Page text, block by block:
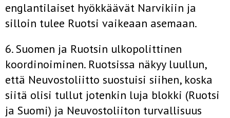
englantilaiset hyökkäävät Nar­vikiin ja
silloin tulee Ruotsi vaikeaan asemaan.
6. Suomen ja Ruotsin ulkopolittinen
koordinoiminen. Ruot­sissa näkyy luullun,
että Neuvostoliitto suostuisi siihen, koska
siitä olisi tullut jotenkin luja blokki (Ruotsi
ja Suomi) ja Neuvos­toliiton turvallisuus